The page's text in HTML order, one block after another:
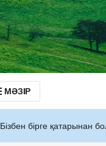
МӘЗІР
Бізбен бірге қатарынан